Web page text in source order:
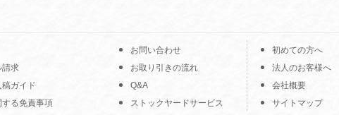
請求
ガイド
する免責事項
お問い合わせ
お取り引きの流れ
Q&A
ストックヤードサービス
初めての方へ
法人のお客様へ
会社概要
サイトマップ